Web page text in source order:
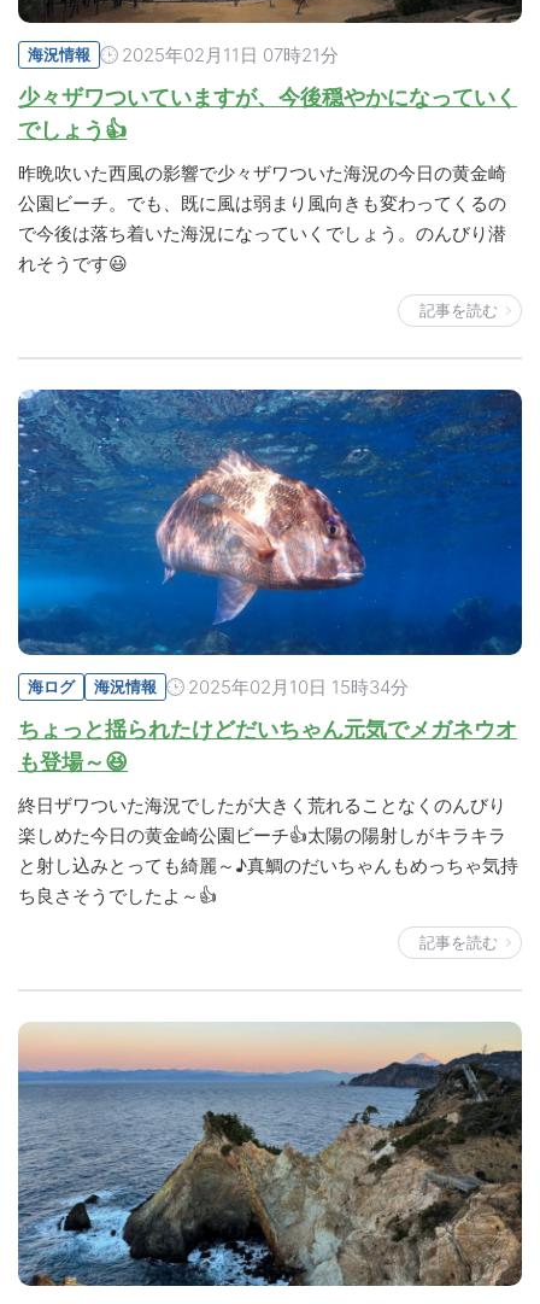
海況情報 2025年02月11日 07時21分
少々ザワついていますが、今後穏やかになっていく
でしょう👍
昨晩吹いた西風の影響で少々ザワついた海況の今日の黄金崎
公園ビーチ。でも、既に風は弱まり風向きも変わってくるの
で今後は落ち着いた海況になっていくでしょう。のんびり潜
れそうです😃
記事を読む
海ログ 海況情報 2025年02月10日 15時34分
ちょっと揺られたけどだいちゃん元気でメガネウオ
も登場～😆
終日ザワついた海況でしたが大きく荒れることなくのんびり
楽しめた今日の黄金崎公園ビーチ👍太陽の陽射しがキラキラ
と射し込みとっても綺麗～♪真鯛のだいちゃんもめっちゃ気持
ち良さそうでしたよ～👍
記事を読む